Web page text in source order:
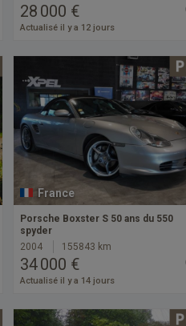
28 000 €
Actualisé il y a 12 jours
France
Porsche Boxster S 50 ans du 550
spyder
2004
155843 km
34 000 €
Actualisé il y a 14 jours